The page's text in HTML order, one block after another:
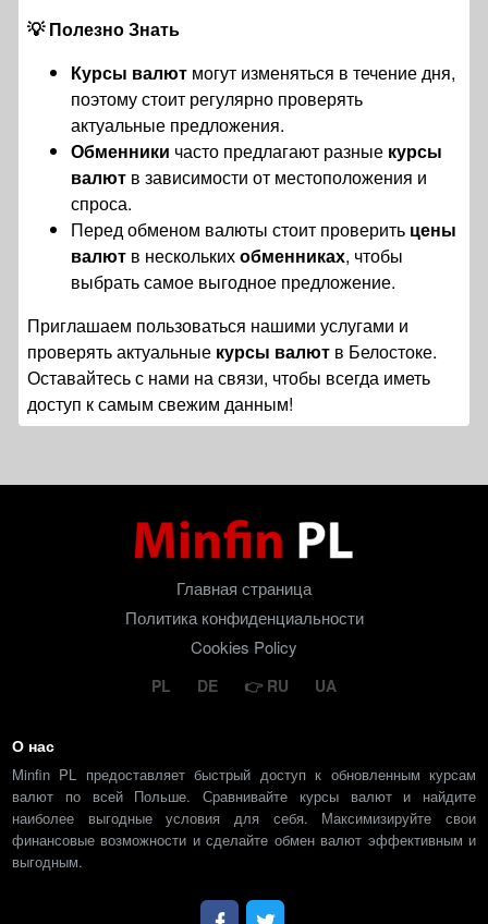
💡 Полезно Знать
Курсы валют могут изменяться в течение дня,
поэтому стоит регулярно проверять
актуальные предложения.
Обменники часто предлагают разные курсы
валют в зависимости от местоположения и
спроса.
Перед обменом валюты стоит проверить цены
валют в несколькихобменниках, чтобы
выбрать самое выгодное предложение.
Приглашаем пользоваться нашими услугами и
проверять актуальные курсы валют в Белостоке.
Оставайтесь с нами на связи, чтобы всегда иметь
доступ к самым свежим данным!
Главная страница
Политика конфиденциальности
Cookies Policy
PL DE RU UA
О нас
Minfin PL предоставляет быстрый доступ к обновленным курсам
валют по всей Польше. Сравнивайте курсы валют и найдите
наиболее выгодные условия для себя. Максимизируйте свои
финансовые возможности и сделайте обмен валют эффективным и
выгодным.